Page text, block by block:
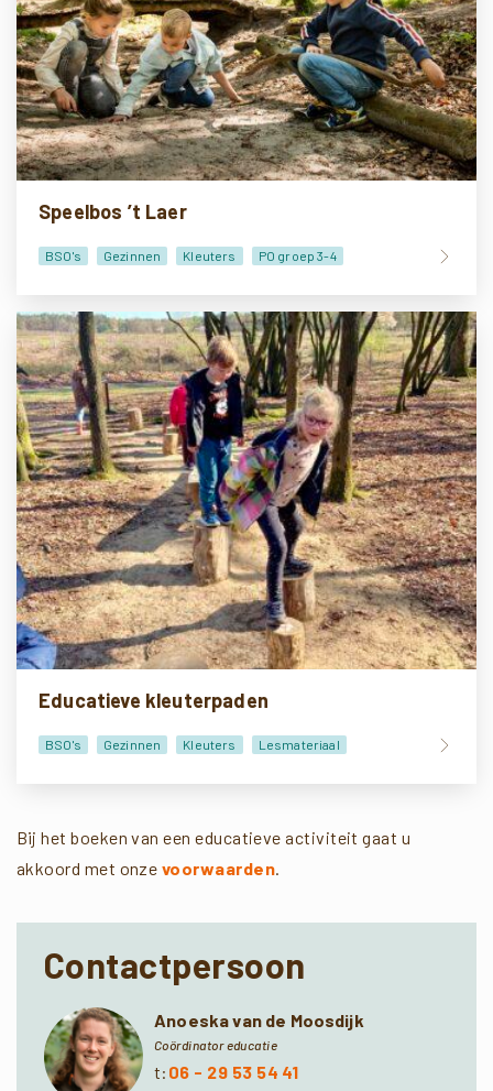
Speelbos ’t Laer
BSO's Gezinnen Kleuters
PO groep 3-4
Educatieve kleuterpaden
BSO's Gezinnen Kleuters
Lesmateriaal
Bij het boeken van een educatieve activiteit gaat u
akkoord met onze voorwaarden.
Contactpersoon
Anoeska van de Moosdijk
Coördinator educatie
t: 06 - 29 53 54 41